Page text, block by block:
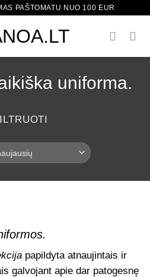
PAŠTOMATU NUO 100 EUR
uniforma.
papildyta atnaujintais ir
galvojant apie dar patogesnę